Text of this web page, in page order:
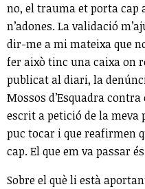
no, el trauma et porta cap
n’adones. La validació
dir-me a mi mateixa que
fer això tinc una caixa on
publicat al diari, la
Mossos d’Esquadra
escrit a petició de la meva
puc tocar i que reafirmen
cap. El que em va passar
Sobre el què li està